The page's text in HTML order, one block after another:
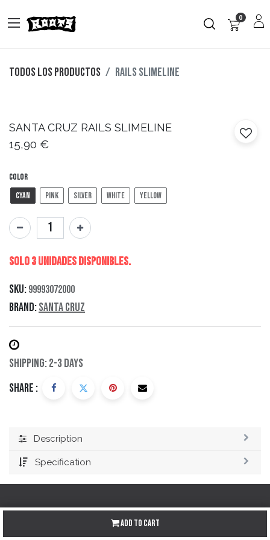
0
Todos los productos RAILS SLIMELINE
SANTA CRUZ RAILS SLIMELINE
15,90 €
Color
Cyan
Pink Silver White Yellow
Add to Cart
Solo 3 Unidades disponibles.
SKU:99993072000
Brand:Santa Cruz
Shipping: 2-3 Days
Share :
Description
Specification
Redes sociales